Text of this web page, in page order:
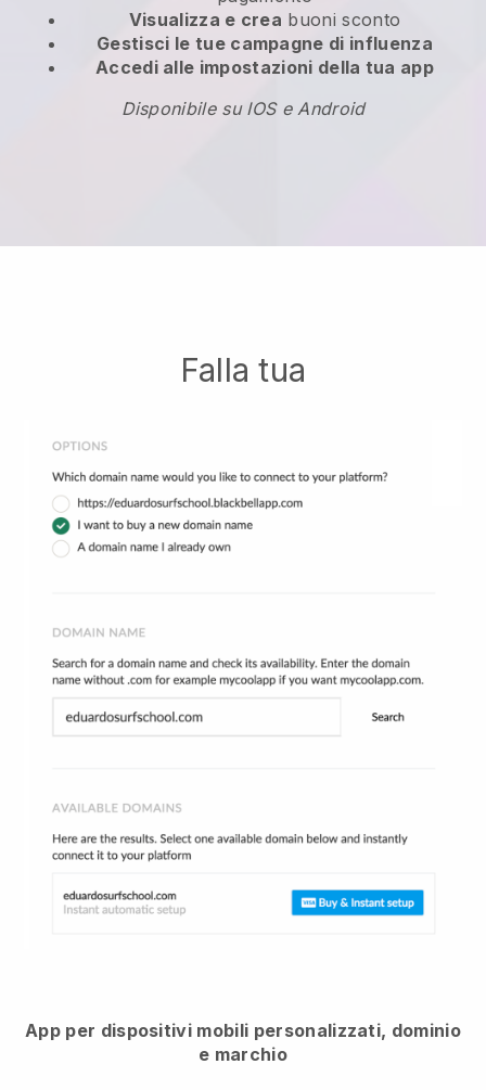
Visualizza e crea buoni sconto
Gestisci le tue campagne di influenza
Accedi alle impostazioni della tua app
Disponibile su IOS e Android
Falla tua
App per dispositivi mobili personalizzati, dominio
e marchio